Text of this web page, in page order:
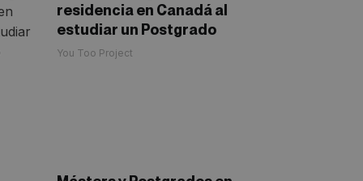
residencia en Canadá al
estudiar un Postgrado
You Too Project